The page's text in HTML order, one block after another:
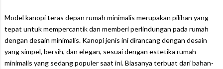
Model kanopi teras depan rumah minimalis merupakan pilihan yang
tepat untuk mempercantik dan memberi perlindungan pada rumah
dengan desain minimalis. Kanopi jenis ini dirancang dengan desain
yang simpel, bersih, dan elegan, sesuai dengan estetika rumah
minimalis yang sedang populer saat ini. Biasanya terbuat dari bahan-